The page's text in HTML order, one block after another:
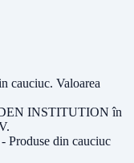
cauciuc. Valoarea
INSTITUTION în
.
Produse din cauciuc